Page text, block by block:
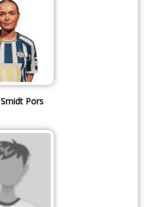
Pors